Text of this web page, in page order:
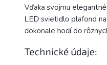
Vďaka svojmu
LED svietidlo plafond
dokonale hodí do
Technické údaje: